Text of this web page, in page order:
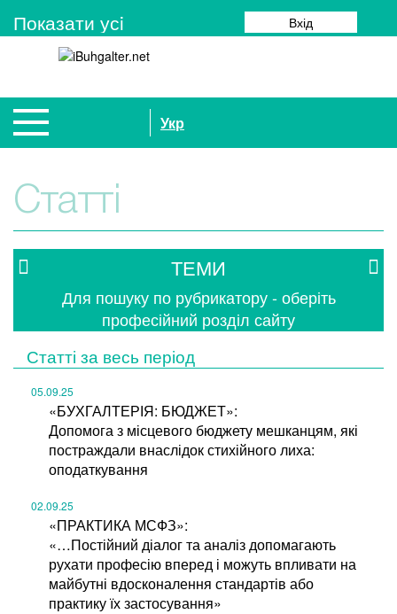
Показати усi Вхід
Укр
Статті
ТЕМИ
Для пошуку по рубрикатору - оберіть
професійний розділ сайту
Статті за весь період
05.09.25
«БУХГАЛТЕРІЯ: БЮДЖЕТ»:
Допомога з місцевого бюджету мешканцям, які
постраждали внаслідок стихійного лиха:
оподаткування
02.09.25
«ПРАКТИКА МСФЗ»:
«…Постійний діалог та аналіз допомагають
рухати професію вперед і можуть впливати на
майбутні вдосконалення стандартів або
практику їх застосування»